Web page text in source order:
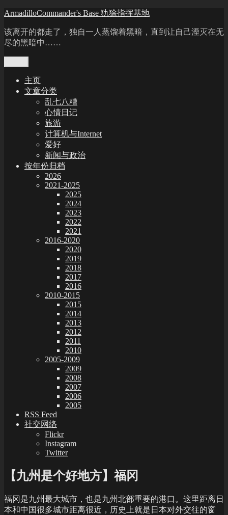
Skip
content
ArmadilloCommander's Base 犰狳指挥基地
该离开的都走了，独自一人蒸馏着黑暗，直到让自己湮灭在无
尽的黑暗中……
主页
文章分类
乱七八糟
心情日记
旅游
计算机与Internet
爱好
新闻与政治
按年份归档
2026
2021-2025
2025
2024
2023
2022
2021
2016-2020
2020
2019
2018
2017
2016
2010-2015
2015
2014
2013
2012
2011
2010
2005-2009
2009
2008
2007
2006
2005
RSS Feed
社交网络
Flickr
Instagram
Twitter
【九州是个好地方】福冈
福冈是九州最大城市，也是九州北部重要的港口。这里距离日
本和中国很多城市距离很近，历史上就是日本对外交往的窗